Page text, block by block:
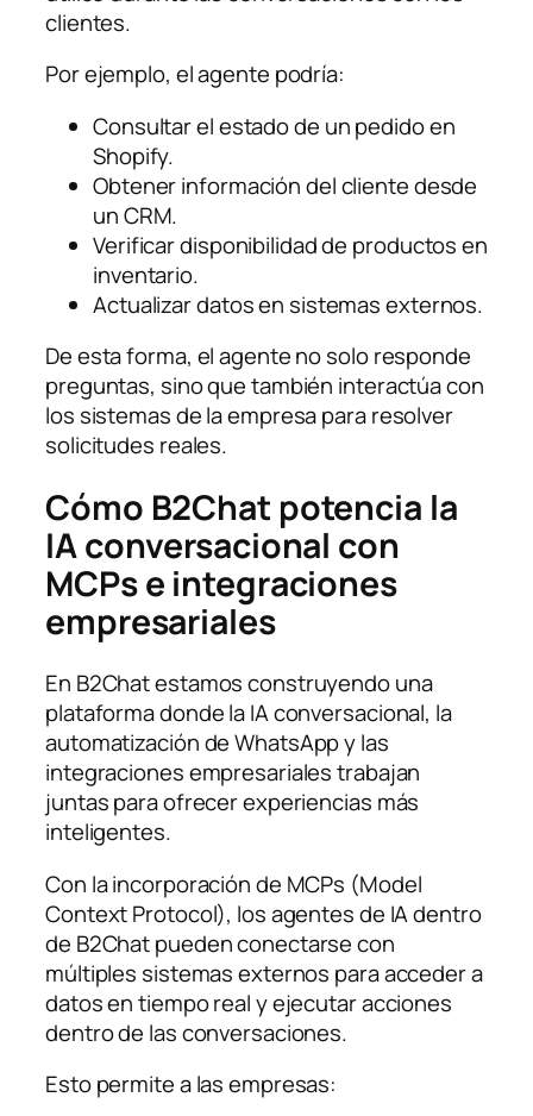
clientes.
Por ejemplo, el agente podría:
Consultar el estado de un pedido en
Shopify.
Obtener información del cliente desde
un CRM.
Verificar disponibilidad de productos en
inventario.
Actualizar datos en sistemas externos.
De esta forma, el agente no solo responde
preguntas, sino que también interactúa con
los sistemas de la empresa para resolver
solicitudes reales.
Cómo B2Chat potencia la
IA conversacional con
MCPs e integraciones
empresariales
En B2Chat estamos construyendo una
plataforma donde la IA conversacional, la
automatización de WhatsApp y las
integraciones empresariales trabajan
juntas para ofrecer experiencias más
inteligentes.
Con la incorporación de MCPs (Model
Context Protocol), los agentes de IA dentro
de B2Chat pueden conectarse con
múltiples sistemas externos para acceder a
datos en tiempo real y ejecutar acciones
dentro de las conversaciones.
Esto permite a las empresas: